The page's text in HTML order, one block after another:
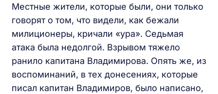
Местные жители, которые были, они только
говорят о том, что видели, как бежали
милиционеры, кричали «ура». Седьмая
атака была недолгой. Взрывом тяжело
ранило капитана Владимирова. Опять же, из
воспоминаний, в тех донесениях, которые
писал капитан Владимиров, было написано,